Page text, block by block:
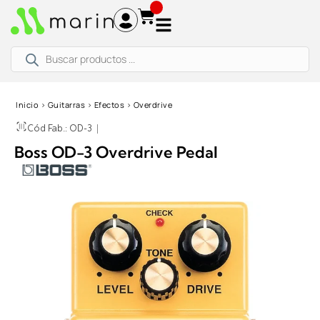
productos
Inicio › Guitarras › Efectos › Overdrive
Cód Fab.: OD-3
Boss OD-3 Overdrive Pedal